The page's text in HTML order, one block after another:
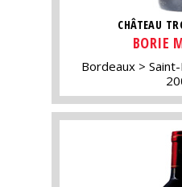
CHÂTEAU
BORIE
Bordeaux